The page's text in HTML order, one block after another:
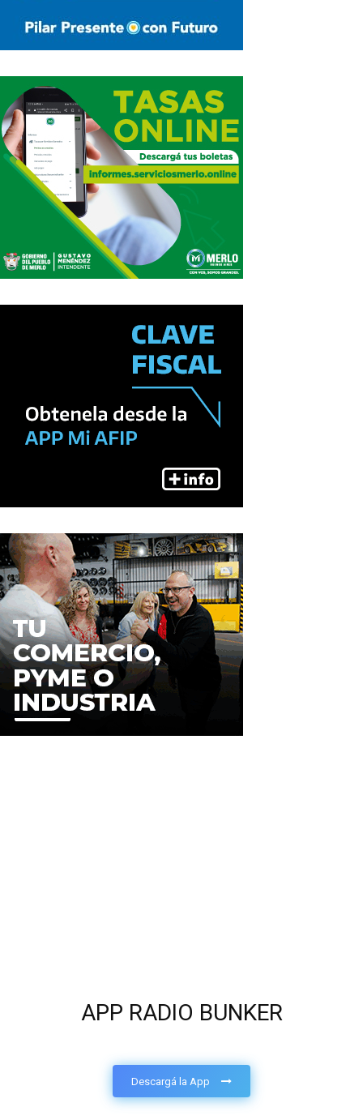
APP RADIO BUNKER
Descargá la App